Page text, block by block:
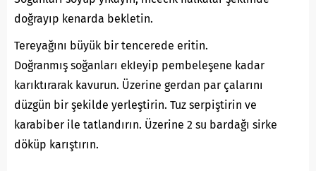
doğrayıp kenarda bekletin.
Tereyağını büyük bir tencerede eritin.
Doğranmış soğanları ekIeyip pembeleşene kadar
karıktırarak kavurun. Üzerine gerdan par çalarını
düzgün bir şekilde yerleştirin. Tuz serpiştirin ve
karabiber ile tatlandırın. Üzerine 2 su bardağı sirke
döküp karıştırın.